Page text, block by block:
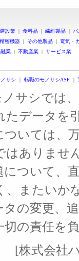
建設業 | 食料品 | 繊維製品 |
精密機器 | その他製品 | 電気・
業 | 不動産業 | サービス業
サシ ｜ 転職のモノサシASP ｜
サシでは
たデータを
ついては、
はありませ
ついて、
、またいか
タの変更、
切の責任を
[株式会社